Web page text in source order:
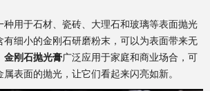
种用于石材、瓷砖、大理石和玻璃等表面抛光
有细小的金刚石研磨粉末，可以为表面带来无
金刚石抛光膏广泛应用于家庭和商业场合，可
表面的抛光，让它们看起来闪亮如新。